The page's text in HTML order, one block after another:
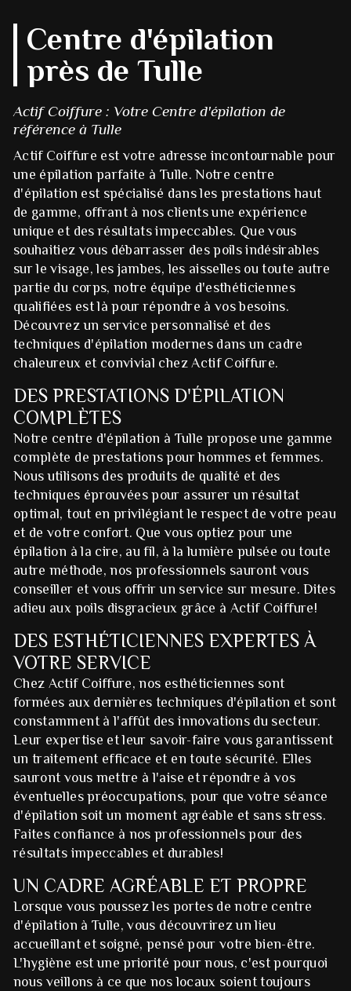
Centre d'épilation
près de Tulle
Actif Coiffure : Votre Centre d'épilation de
référence à Tulle
Actif Coiffure est votre adresse incontournable pour
une épilation parfaite à Tulle. Notre centre
d'épilation est spécialisé dans les prestations haut
de gamme, offrant à nos clients une expérience
unique et des résultats impeccables. Que vous
souhaitiez vous débarrasser des poils indésirables
sur le visage, les jambes, les aisselles ou toute autre
partie du corps, notre équipe d'esthéticiennes
qualifiées est là pour répondre à vos besoins.
Découvrez un service personnalisé et des
techniques d'épilation modernes dans un cadre
chaleureux et convivial chez Actif Coiffure.
DES PRESTATIONS D'ÉPILATION
COMPLÈTES
Notre centre d'épilation à Tulle propose une gamme
complète de prestations pour hommes et femmes.
Nous utilisons des produits de qualité et des
techniques éprouvées pour assurer un résultat
optimal, tout en privilégiant le respect de votre peau
et de votre confort. Que vous optiez pour une
épilation à la cire, au fil, à la lumière pulsée ou toute
autre méthode, nos professionnels sauront vous
conseiller et vous offrir un service sur mesure. Dites
adieu aux poils disgracieux grâce à Actif Coiffure!
DES ESTHÉTICIENNES EXPERTES À
VOTRE SERVICE
Chez Actif Coiffure, nos esthéticiennes sont
formées aux dernières techniques d'épilation et sont
constamment à l'affût des innovations du secteur.
Leur expertise et leur savoir-faire vous garantissent
un traitement efficace et en toute sécurité. Elles
sauront vous mettre à l'aise et répondre à vos
éventuelles préoccupations, pour que votre séance
d'épilation soit un moment agréable et sans stress.
Faites confiance à nos professionnels pour des
résultats impeccables et durables!
UN CADRE AGRÉABLE ET PROPRE
Lorsque vous poussez les portes de notre centre
d'épilation à Tulle, vous découvrirez un lieu
accueillant et soigné, pensé pour votre bien-être.
L'hygiène est une priorité pour nous, c'est pourquoi
nous veillons à ce que nos locaux soient toujours